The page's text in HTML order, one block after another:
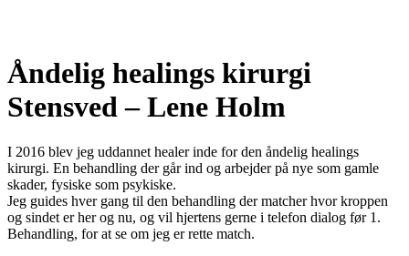
Åndelig healings kirurgi
Stensved – Lene Holm
I 2016 blev jeg uddannet healer inde for den åndelig healings
kirurgi. En behandling der går ind og arbejder på nye som gamle
skader, fysiske som psykiske.
Jeg guides hver gang til den behandling der matcher hvor kroppen
og sindet er her og nu, og vil hjertens gerne i telefon dialog før 1.
Behandling, for at se om jeg er rette match.